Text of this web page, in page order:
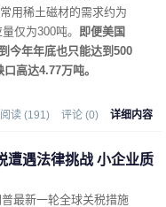
用稀土磁材的需求约为
仅为300吨。 即便美国
今年年底也只能达到500
高达4.77万吨。
阅读 (191) 评论 (0) 详细内容
遭遇法律挑战 小企业质
最新一轮全球关税措施